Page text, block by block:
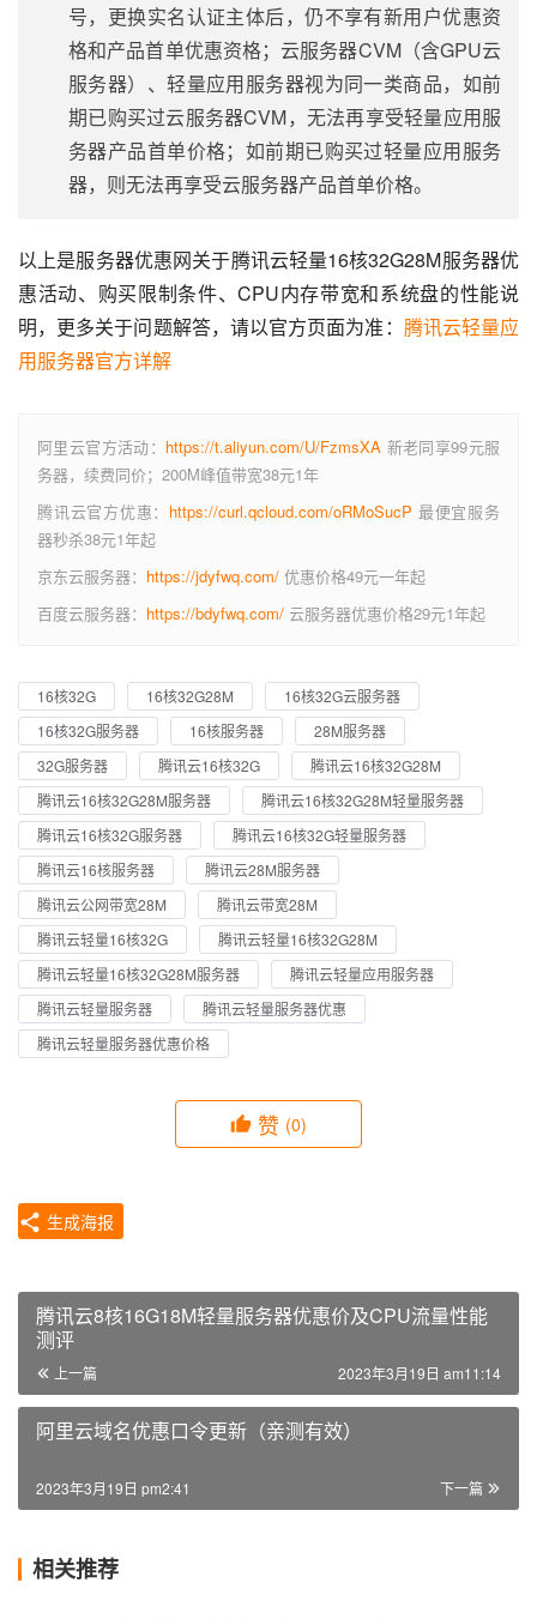
号，更换实名认证主体后，仍不享有新用户优惠资
格和产品首单优惠资格；云服务器CVM（含GPU云
服务器）、轻量应用服务器视为同一类商品，如前
期已购买过云服务器CVM，无法再享受轻量应用服
务器产品首单价格；如前期已购买过轻量应用服务
器，则无法再享受云服务器产品首单价格。
以上是服务器优惠网关于腾讯云轻量16核32G28M服务器优
惠活动、购买限制条件、CPU内存带宽和系统盘的性能说
明，更多关于问题解答，请以官方页面为准： 腾讯云轻量应
用服务器官方详解
阿里云官方活动： https://t.aliyun.com/U/FzmsXA 新老同享99元服
务器，续费同价；200M峰值带宽38元1年
腾讯云官方优惠： https://curl.qcloud.com/oRMoSucP 最便宜服务
器秒杀38元1年起
京东云服务器： https://jdyfwq.com/ 优惠价格49元一年起
百度云服务器： https://bdyfwq.com/ 云服务器优惠价格29元1年起
16核32G 16核32G28M
16核32G云服务器
16核32G服务器
16核服务器
28M服务器
32G服务器
腾讯云16核32G
腾讯云16核32G28M
腾讯云16核32G28M服务器
腾讯云16核32G28M轻量服务器
腾讯云16核32G服务器
腾讯云16核32G轻量服务器
腾讯云16核服务器
腾讯云28M服务器
腾讯云公网带宽28M
腾讯云带宽28M
腾讯云轻量16核32G
腾讯云轻量16核32G28M
腾讯云轻量16核32G28M服务器
腾讯云轻量应用服务器
腾讯云轻量服务器
腾讯云轻量服务器优惠
腾讯云轻量服务器优惠价格
赞 (0)
生成海报
腾讯云8核16G18M轻量服务器优惠价及CPU流量性能
测评
上一篇 2023年3月19日 am11:14
阿里云域名优惠口令更新（亲测有效）
下一篇
2023年3月19日 pm2:41
相关推荐